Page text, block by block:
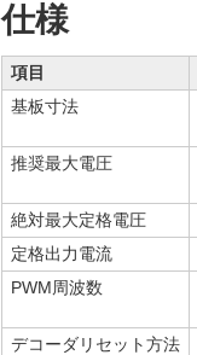
仕様
項目
基板寸法
推奨最大電圧
絶対最大定格電圧
定格出力電流
PWM周波数
デコーダリセット方法